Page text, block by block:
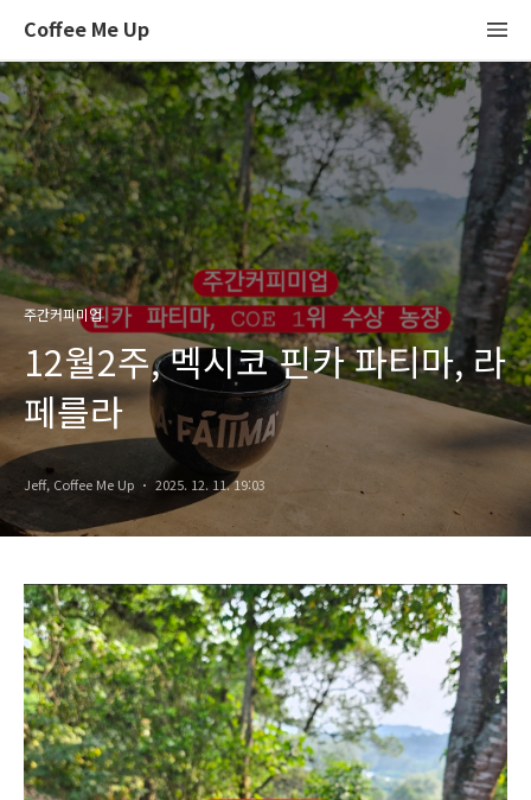
Coffee Me Up
주간커피미업
12월2주, 멕시코 핀카 파티마, 라
페를라
Jeff, Coffee Me Up 2025. 12. 11. 19:03